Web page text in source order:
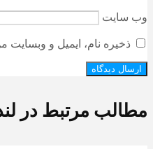
وب‌ سایت
ذخیره نام، ایمیل و وبسایت
مطالب مرتبط در